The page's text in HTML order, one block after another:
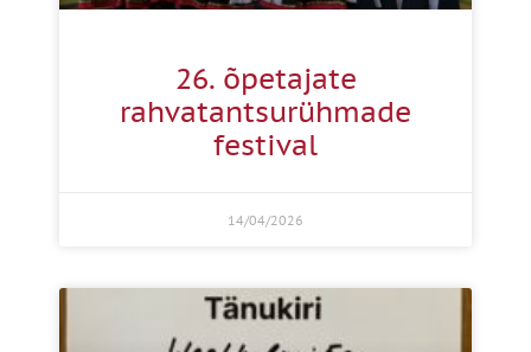
26. õpetajate
rahvatantsurühmade
festival
14/04/2026